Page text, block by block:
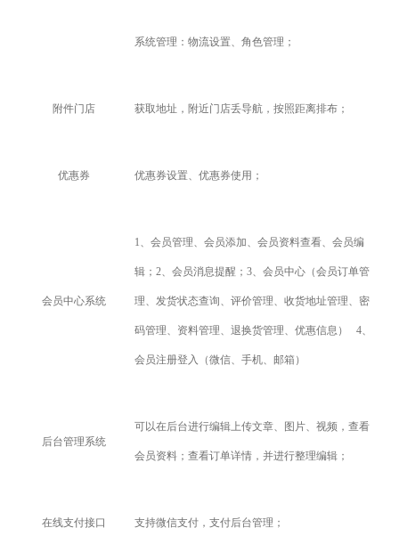
系统管理：物流设置、角色管理；
附件门店 获取地址，附近门店丢导航，按照距离排布；
优惠券 优惠券设置、优惠券使用；
会员中心系统
1、会员管理、会员添加、会员资料查看、会员编
辑；2、会员消息提醒；3、会员中心（会员订单管
理、发货状态查询、评价管理、收货地址管理、密
码管理、资料管理、退换货管理、优惠信息） 4、
会员注册登入（微信、手机、邮箱）
后台管理系统
可以在后台进行编辑上传文章、图片、视频，查看
会员资料；查看订单详情，并进行整理编辑；
在线支付接口 支持微信支付，支付后台管理；